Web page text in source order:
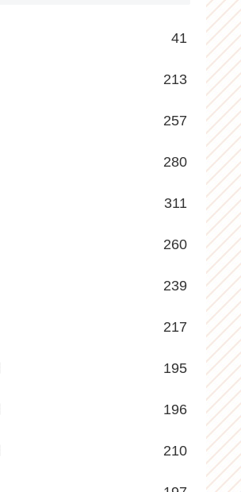
41
213
257
280
311
260
239
217
195
196
210